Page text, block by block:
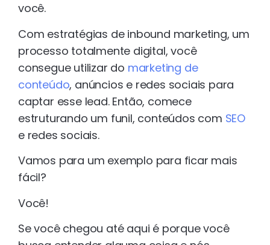
você.
Com estratégias de inbound marketing, um
processo totalmente digital, você
consegue utilizar do marketing de
conteúdo, anúncios e redes sociais para
captar esse lead. Então, comece
estruturando um funil, conteúdos com SEO
e redes sociais.
Vamos para um exemplo para ficar mais
fácil?
Você!
Se você chegou até aqui é porque você